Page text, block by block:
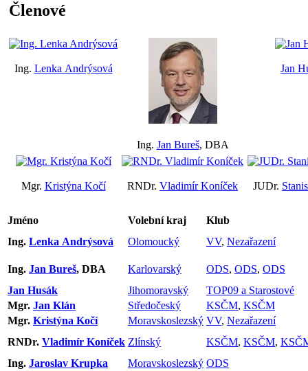
Členové
Ing. Lenka Andrýsová
Ing. Jan Bureš, DBA
Jan
Mgr. Kristýna Kočí RNDr. Vladimír Koníček JUDr.
Jméno Volební kraj
Klub
Ing. Lenka Andrýsová Olomoucký VV, Nezařazení
Ing. Jan Bureš, DBA Karlovarský ODS, ODS, ODS
Jan Husák
Jihomoravský
TOP09 a Starostové
Mgr. Jan Klán Středočeský KSČM, KSČM
Mgr. Kristýna Kočí Moravskoslezský VV, Nezařazení
RNDr. Vladimír Koníček Zlínský KSČM, KSČM,
Ing. Jaroslav Krupka Moravskoslezský ODS